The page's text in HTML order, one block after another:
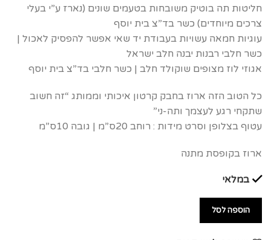
חליטות תה בוטיק משובחות בטעמים שונים (נארז ע”י בעלי
צרכים מיוחדים) כשר בד”צ בית יוסף
עוגיות חמאה עשויות בעבודת יד שאי אפשר להפסיק לאכול |
כשר חלבי רבנות יבנה חלב ישראל
אגוזי לוז מצופים שוקולד חלב | כשר חלבי בד”צ בית יוסף
כל הטוב הזה ארוז בחבק קרטון איכותי וממותג “זה חשוב
שתקחי רגע לעצמך ותה-ני”
עטוף בצלופן וסרט מידות : רוחב 20ס”מ | גובה 10ס”מ
ארוז בקופסת מתנה
במלאי
הוספה לסל